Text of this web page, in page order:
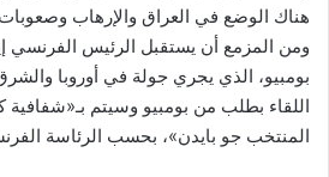
هناك الوضع في العراق والإرهاب
ومن المزمع أن يستقبل الرئيس الفرنسي
بومبيو، الذي يجري جولة في أوروبا
اللقاء بطلب من بومبيو وسيتم
المنتخب جو بايدن»، بحسب الرئاسة